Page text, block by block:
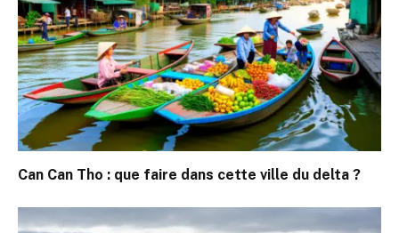
Can Can Tho : que faire dans cette ville du delta ?